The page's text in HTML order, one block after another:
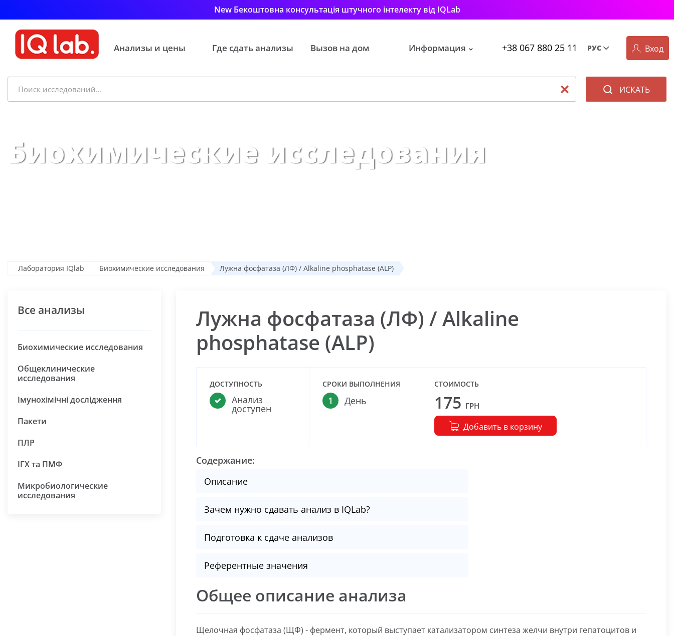
New Бекоштовна консультація штучного інтелекту від IQLab
Анализы и цены Где сдать анализы Вызов на дом Информация +38 067 880 25 11
РУС
Вход
ИСКАТЬ
Биохимические исследования
Лаборатория IQlab Биохимические исследования Лужна фосфатаза (ЛФ) / Alkaline phosphatase (ALP)
Все анализы
Биохимические исследования
Общеклинические
исследования
Імунохімічні дослідження
Пакети
ПЛР
ІГХ та ПМФ
Микробиологические
исследования
Лужна фосфатаза (ЛФ) / Alkaline
phosphatase (ALP)
ДОСТУПНОСТЬ
Анализ
доступен
СРОКИ ВЫПОЛНЕНИЯ
1 День
СТОИМОСТЬ
175 ГРН
Добавить в корзину
Содержание:
Описание
Зачем нужно сдавать анализ в IQLab?
Подготовка к сдаче анализов
Референтные значения
Общее описание анализа
Щелочная фосфатаза (ЩФ) - фермент, который выступает катализатором синтеза желчи внутри гепатоцитов и